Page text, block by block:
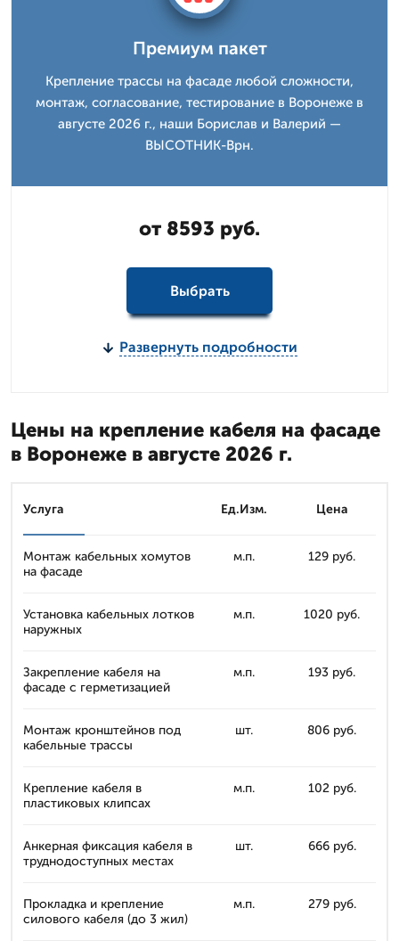
Премиум пакет
Крепление трассы на фасаде любой сложности,
монтаж, согласование, тестирование в Воронеже в
августе 2026 г., наши Борислав и Валерий —
ВЫСОТНИК-Врн.
от 8593 руб.
Выбрать
Развернуть подробности
Цены на крепление кабеля на фасаде
в Воронеже в августе 2026 г.
Услуга Ед.Изм. Цена
Монтаж кабельных хомутов
на фасаде
м.п. 129 руб.
Установка кабельных лотков
наружных
м.п. 1020 руб.
Закрепление кабеля на
фасаде c герметизацией
м.п. 193 руб.
Монтаж кронштейнов под
кабельные трассы
шт. 806 руб.
Крепление кабеля в
пластиковых клипсах
м.п. 102 руб.
Анкерная фиксация кабеля в
труднодоступных местах
шт. 666 руб.
Прокладка и крепление
силового кабеля (до 3 жил)
м.п. 279 руб.